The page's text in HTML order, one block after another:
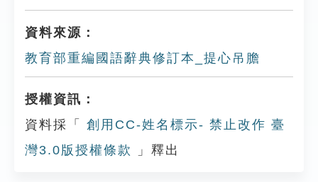
資料來源：
教育部重編國語辭典修訂本_提心吊膽
授權資訊：
資料採「
創用CC-姓名標示- 禁止改作 臺
灣3.0版授權條款
」釋出